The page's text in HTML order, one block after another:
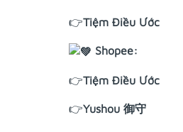
👉Tiệm Điều Ước
Shopee:
👉Tiệm Điều Ước
👉Yushou 御守